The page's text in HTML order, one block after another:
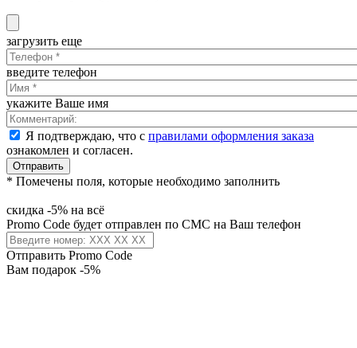
загрузить еще
введите телефон
укажите Ваше имя
Я подтверждаю, что с правилами оформления заказа
ознакомлен и согласен.
Отправить
* Помечены поля, которые необходимо заполнить
скидка -5% на всё
Promo Code будет отправлен по СМС на Ваш телефон
Отправить Promo Code
Вам подарок -5%